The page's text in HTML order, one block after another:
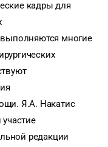
кадры для
многие
Я.А. Накатис
редакции